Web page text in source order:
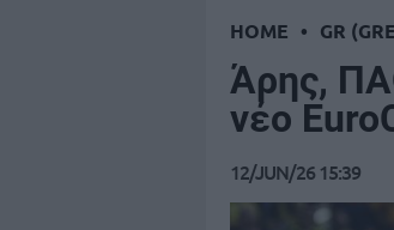
HOME • GR
Άρης,
νέο
12/JUN/26 15:39